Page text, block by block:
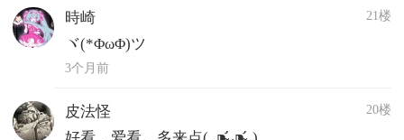
時崎 21楼
ヾ(*ΦωΦ)ツ
3个月前
皮法怪 20楼